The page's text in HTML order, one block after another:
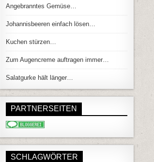
Angebranntes Gemüse…
Johannisbeeren einfach lösen…
Kuchen stürzen…
Zum Augencreme auftragen immer…
Salatgurke hält länger…
PARTNERSEITEN
SCHLAGWÖRTER